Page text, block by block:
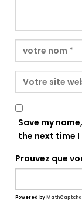
Save my
the next time
Prouvez que
Powered byMathCaptcha